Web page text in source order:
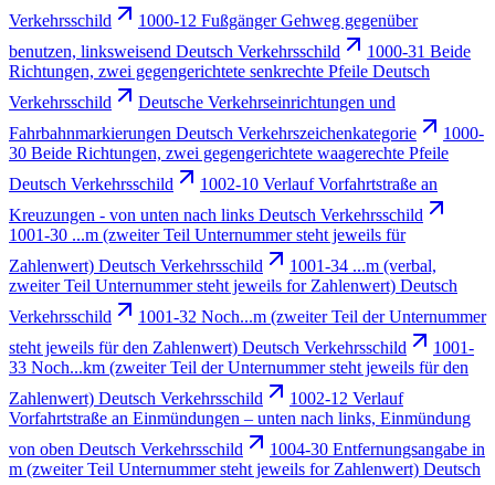
Verkehrsschild
1000-12 Fußgänger Gehweg gegenüber
benutzen, linksweisend Deutsch Verkehrsschild
1000-31 Beide
Richtungen, zwei gegengerichtete senkrechte Pfeile Deutsch
Verkehrsschild
Deutsche Verkehrseinrichtungen und
Fahrbahnmarkierungen Deutsch Verkehrszeichenkategorie
1000-
30 Beide Richtungen, zwei gegengerichtete waagerechte Pfeile
Deutsch Verkehrsschild
1002-10 Verlauf Vorfahrtstraße an
Kreuzungen - von unten nach links Deutsch Verkehrsschild
1001-30 ...m (zweiter Teil Unternummer steht jeweils für
Zahlenwert) Deutsch Verkehrsschild
1001-34 ...m (verbal,
zweiter Teil Unternummer steht jeweils for Zahlenwert) Deutsch
Verkehrsschild
1001-32 Noch...m (zweiter Teil der Unternummer
steht jeweils für den Zahlenwert) Deutsch Verkehrsschild
1001-
33 Noch...km (zweiter Teil der Unternummer steht jeweils für den
Zahlenwert) Deutsch Verkehrsschild
1002-12 Verlauf
Vorfahrtstraße an Einmündungen – unten nach links, Einmündung
von oben Deutsch Verkehrsschild
1004-30 Entfernungsangabe in
m (zweiter Teil Unternummer steht jeweils for Zahlenwert) Deutsch